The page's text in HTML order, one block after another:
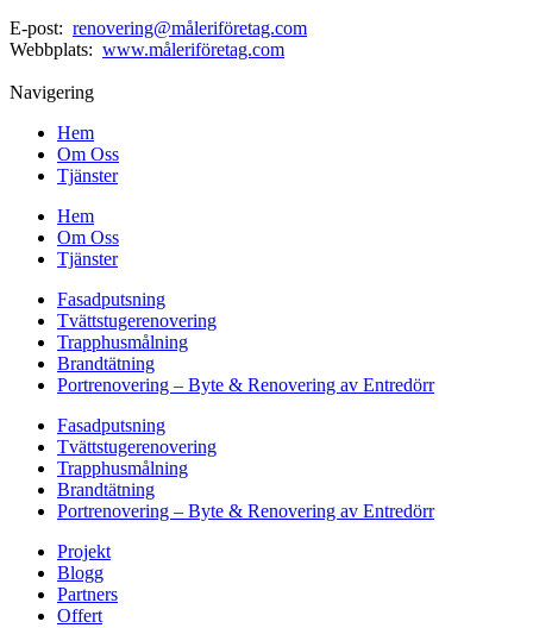
E-post: renovering@måleriföretag.com
Webbplats: www.måleriföretag.com
Navigering
Hem
Om Oss
Tjänster
Hem
Om Oss
Tjänster
Fasadputsning
Tvättstugerenovering
Trapphusmålning
Brandtätning
Portrenovering – Byte & Renovering av Entredörr
Fasadputsning
Tvättstugerenovering
Trapphusmålning
Brandtätning
Portrenovering – Byte & Renovering av Entredörr
Projekt
Blogg
Partners
Offert